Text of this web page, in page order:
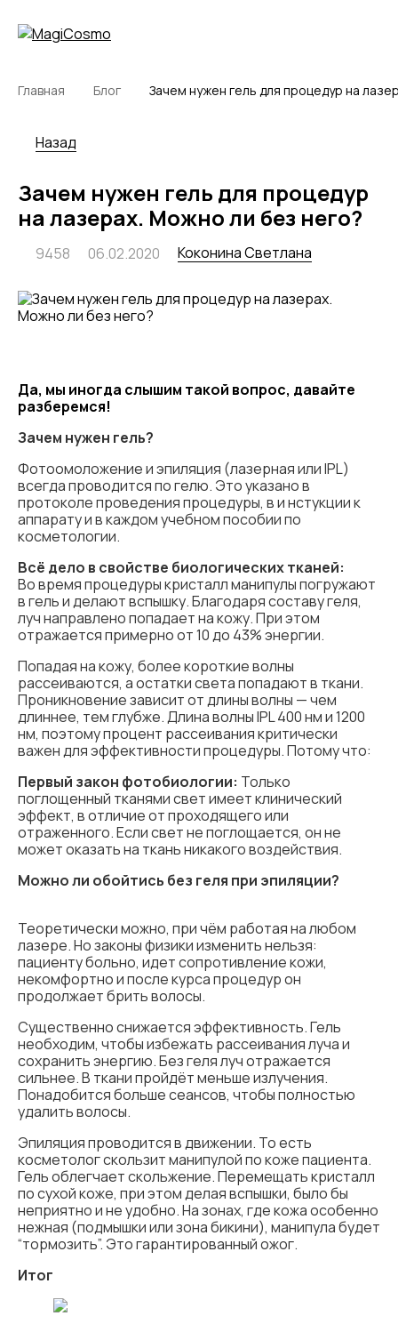
Главная Блог Зачем нужен гель для процедур на
Назад
Зачем нужен гель для процедур
на лазерах. Можно ли без него?
9458 06.02.2020 Коконина Светлана
Да, мы иногда слышим такой вопрос, давайте
разберемся!
Зачем нужен гель?
Фотоомоложение и эпиляция (лазерная или IPL)
всегда проводится по гелю. Это указано в
протоколе проведения процедуры, в и нстукции к
аппарату и в каждом учебном пособии по
косметологии.
Всё дело в свойстве биологических тканей:
Во время процедуры кристалл манипулы погружают
в гель и делают вспышку. Благодаря составу геля,
луч направлено попадает на кожу. При этом
отражается примерно от 10 до 43% энергии.
Попадая на кожу, более короткие волны
рассеиваются, а остатки света попадают в ткани.
Проникновение зависит от длины волны — чем
длиннее, тем глубже. Длина волны IPL 400 нм и 1200
нм, поэтому процент рассеивания критически
важен для эффективности процедуры. Потому что:
Первый закон фотобиологии: Только
поглощенный тканями свет имеет клинический
эффект, в отличие от проходящего или
отраженного. Если свет не поглощается, он не
может оказать на ткань никакого воздействия.
Можно ли обойтись без геля при эпиляции?
Теоретически можно, при чём работая на любом
лазере. Но законы физики изменить нельзя:
пациенту больно, идет сопротивление кожи,
некомфортно и после курса процедур он
продолжает брить волосы.
Существенно снижается эффективность. Гель
необходим, чтобы избежать рассеивания луча и
сохранить энергию. Без геля луч отражается
сильнее. В ткани пройдёт меньше излучения.
Понадобится больше сеансов, чтобы полностью
удалить волосы.
Эпиляция проводится в движении. То есть
косметолог скользит манипулой по коже пациента.
Гель облегчает скольжение. Перемещать кристалл
по сухой коже, при этом делая вспышки, было бы
неприятно и не удобно. На зонах, где кожа особенно
нежная (подмышки или зона бикини), манипула будет
“тормозить”. Это гарантированный ожог.
Итог